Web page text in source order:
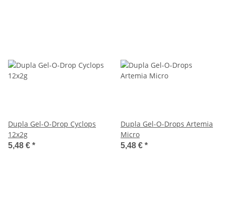
Dupla Gel-O-Drop Cyclops
12x2g
5,48 € *
Dupla Gel-O-Drops Artemia
Micro
5,48 € *